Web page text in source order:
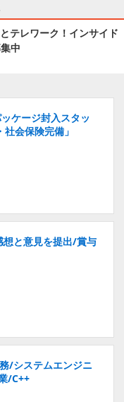
テレワーク！インサイド
中
ケージ封入スタッ
会保険完備」
と意見を提出/賞与
/システムエンジニ
/C++